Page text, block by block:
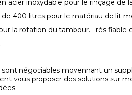
acier inoxydable pour le rinçage de
400 litres pour le matériau de lit
la rotation du tambour. Très
négociables moyennant un
vous proposer des solutions sur